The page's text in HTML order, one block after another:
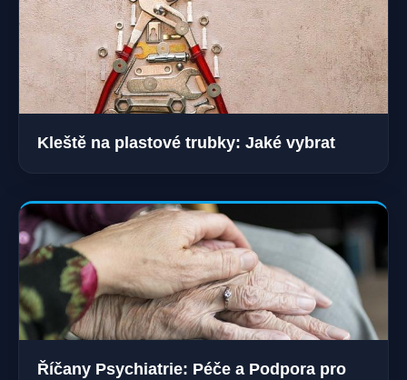
Kleště na plastové trubky: Jaké vybrat
Říčany Psychiatrie: Péče a Podpora pro